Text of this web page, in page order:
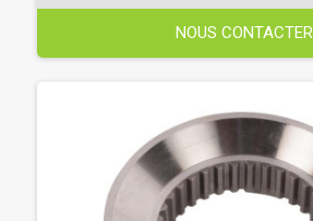
NOUS CONTACTER